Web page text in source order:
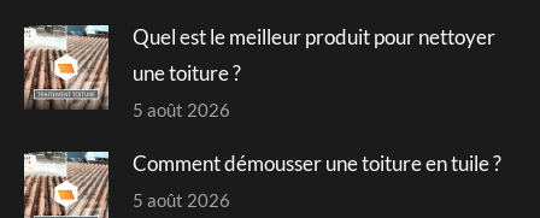
new
window
new
window
new
window
new
window
Quel est le meilleur produit pour nettoyer
une toiture ?
5 août 2026
Comment démousser une toiture en tuile ?
5 août 2026